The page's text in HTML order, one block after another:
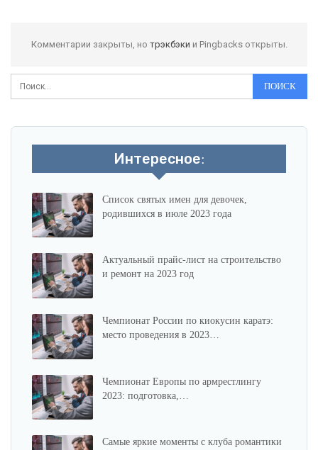
Комментарии закрыты, но трэкбэки и Pingbacks открыты.
Интересное:
Список святых имен для девочек,
родившихся в июле 2023 года
Актуальный прайс-лист на строительство
и ремонт на 2023 год
Чемпионат России по киокусин каратэ:
место проведения в 2023…
Чемпионат Европы по армрестлингу
2023: подготовка,…
Самые яркие моменты с клуба романтики